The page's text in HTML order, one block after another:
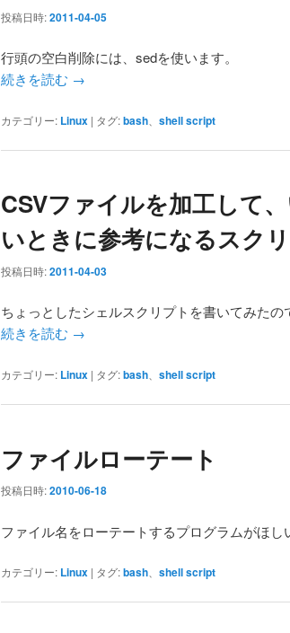
投稿日時:2011-04-05
行頭の空白削除には、sedを使います。
続きを読む →
カテゴリー: Linux | タグ:bash shell script
CSVファイルを加工して
いときに参考になるスク
投稿日時:2011-04-03
ちょっとしたシェルスクリプトを書いてみたの
続きを読む →
カテゴリー: Linux | タグ:bash shell script
ファイルローテート
投稿日時:2010-06-18
ファイル名をローテートするプログラムがほし
カテゴリー: Linux | タグ:bash shell script